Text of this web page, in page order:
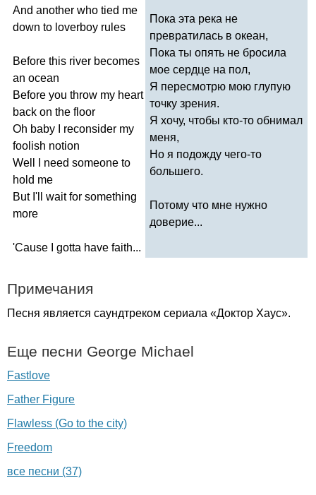
And another who tied me
down to loverboy rules
Before this river becomes
an ocean
Before you throw my heart
back on the floor
Oh baby reconsider my
foolish notion
Well
need someone to
hold me
But I'll wait for something
more
'Cause gotta have faith...
Пока эта река не
превратилась в океан,
Пока ты опять не бросила
мое сердце на пол,
Я пересмотрю мою глупую
точку зрения.
Я хочу, чтобы кто-то обнимал
меня,
Но я подожду чего-то
большего.
Потому что мне нужно
доверие...
Примечания
Песня является саундтреком сериала «Доктор Хаус».
Еще песни George Michael
Fastlove
Father Figure
Flawless (Go to the city)
Freedom
все песни (37)